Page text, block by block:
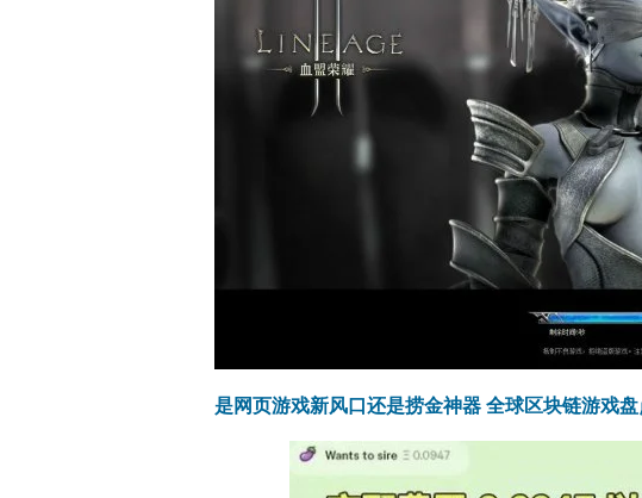
是网页游戏新风口还是捞金神器 全球区块链游戏盘